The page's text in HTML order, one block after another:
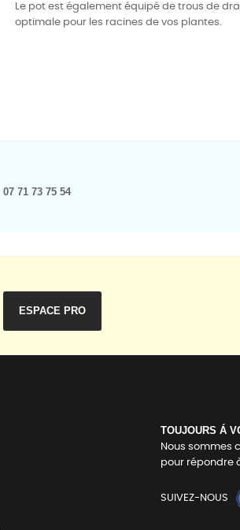
Le pot est également équipé de trous de
optimale pour les racines de vos plantes.
07 71 73 75 54
ESPACE PRO
TOUJOURS Á
Nous sommes
pour répondre
SUIVEZ-NOUS